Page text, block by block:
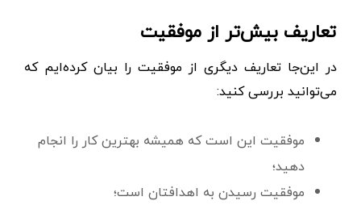
تعاریف بیش‌تر از موفقیت
در این‌جا تعاریف دیگری از موفقیت را بیان کرده‌ایم که
می‌توانید بررسی کنید:
موفقیت این است که همیشه بهترین کار را انجام
دهید؛
موفقیت رسیدن به اهدافتان است؛